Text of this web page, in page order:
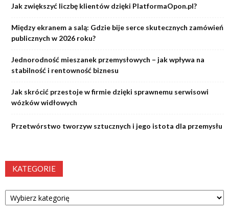
Jak zwiększyć liczbę klientów dzięki PlatformaOpon.pl?
Między ekranem a salą: Gdzie bije serce skutecznych zamówień
publicznych w 2026 roku?
Jednorodność mieszanek przemysłowych – jak wpływa na
stabilność i rentowność biznesu
Jak skrócić przestoje w firmie dzięki sprawnemu serwisowi
wózków widłowych
Przetwórstwo tworzyw sztucznych i jego istota dla przemysłu
KATEGORIE
Kategorie